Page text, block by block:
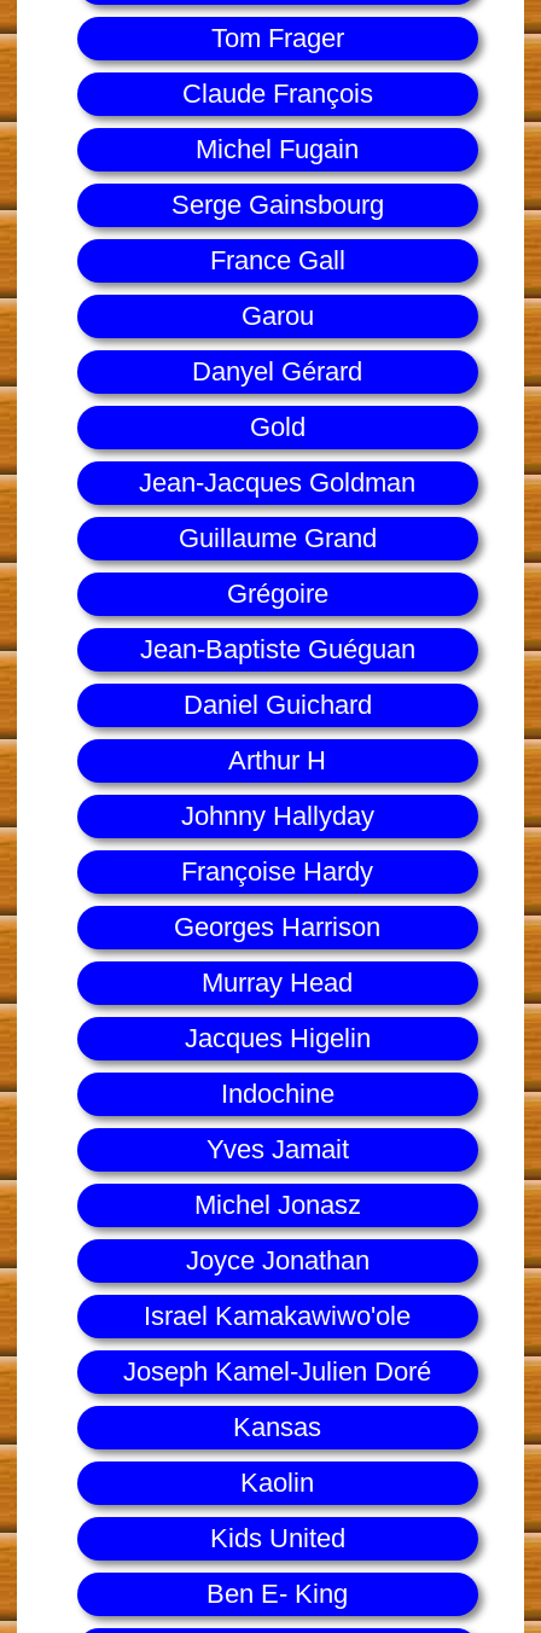
Tom Frager
Claude François
Michel Fugain
Serge Gainsbourg
France Gall
Garou
Danyel Gérard
Gold
Jean-Jacques Goldman
Guillaume Grand
Grégoire
Jean-Baptiste Guéguan
Daniel Guichard
Arthur H
Johnny Hallyday
Françoise Hardy
Georges Harrison
Murray Head
Jacques Higelin
Indochine
Yves Jamait
Michel Jonasz
Joyce Jonathan
Israel Kamakawiwo'ole
Joseph Kamel-Julien Doré
Kansas
Kaolin
Kids United
Ben E- King